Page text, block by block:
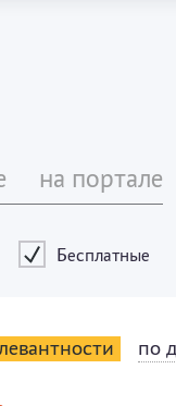
на портале
Бесплатные
по